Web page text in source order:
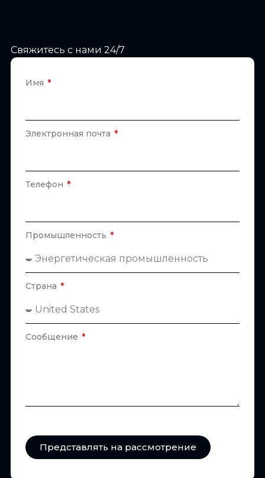
Свяжитесь с нами 24/7
Имя
Электронная почта
Телефон
Промышленность
Страна
Сообщение
Представлять на рассмотрение